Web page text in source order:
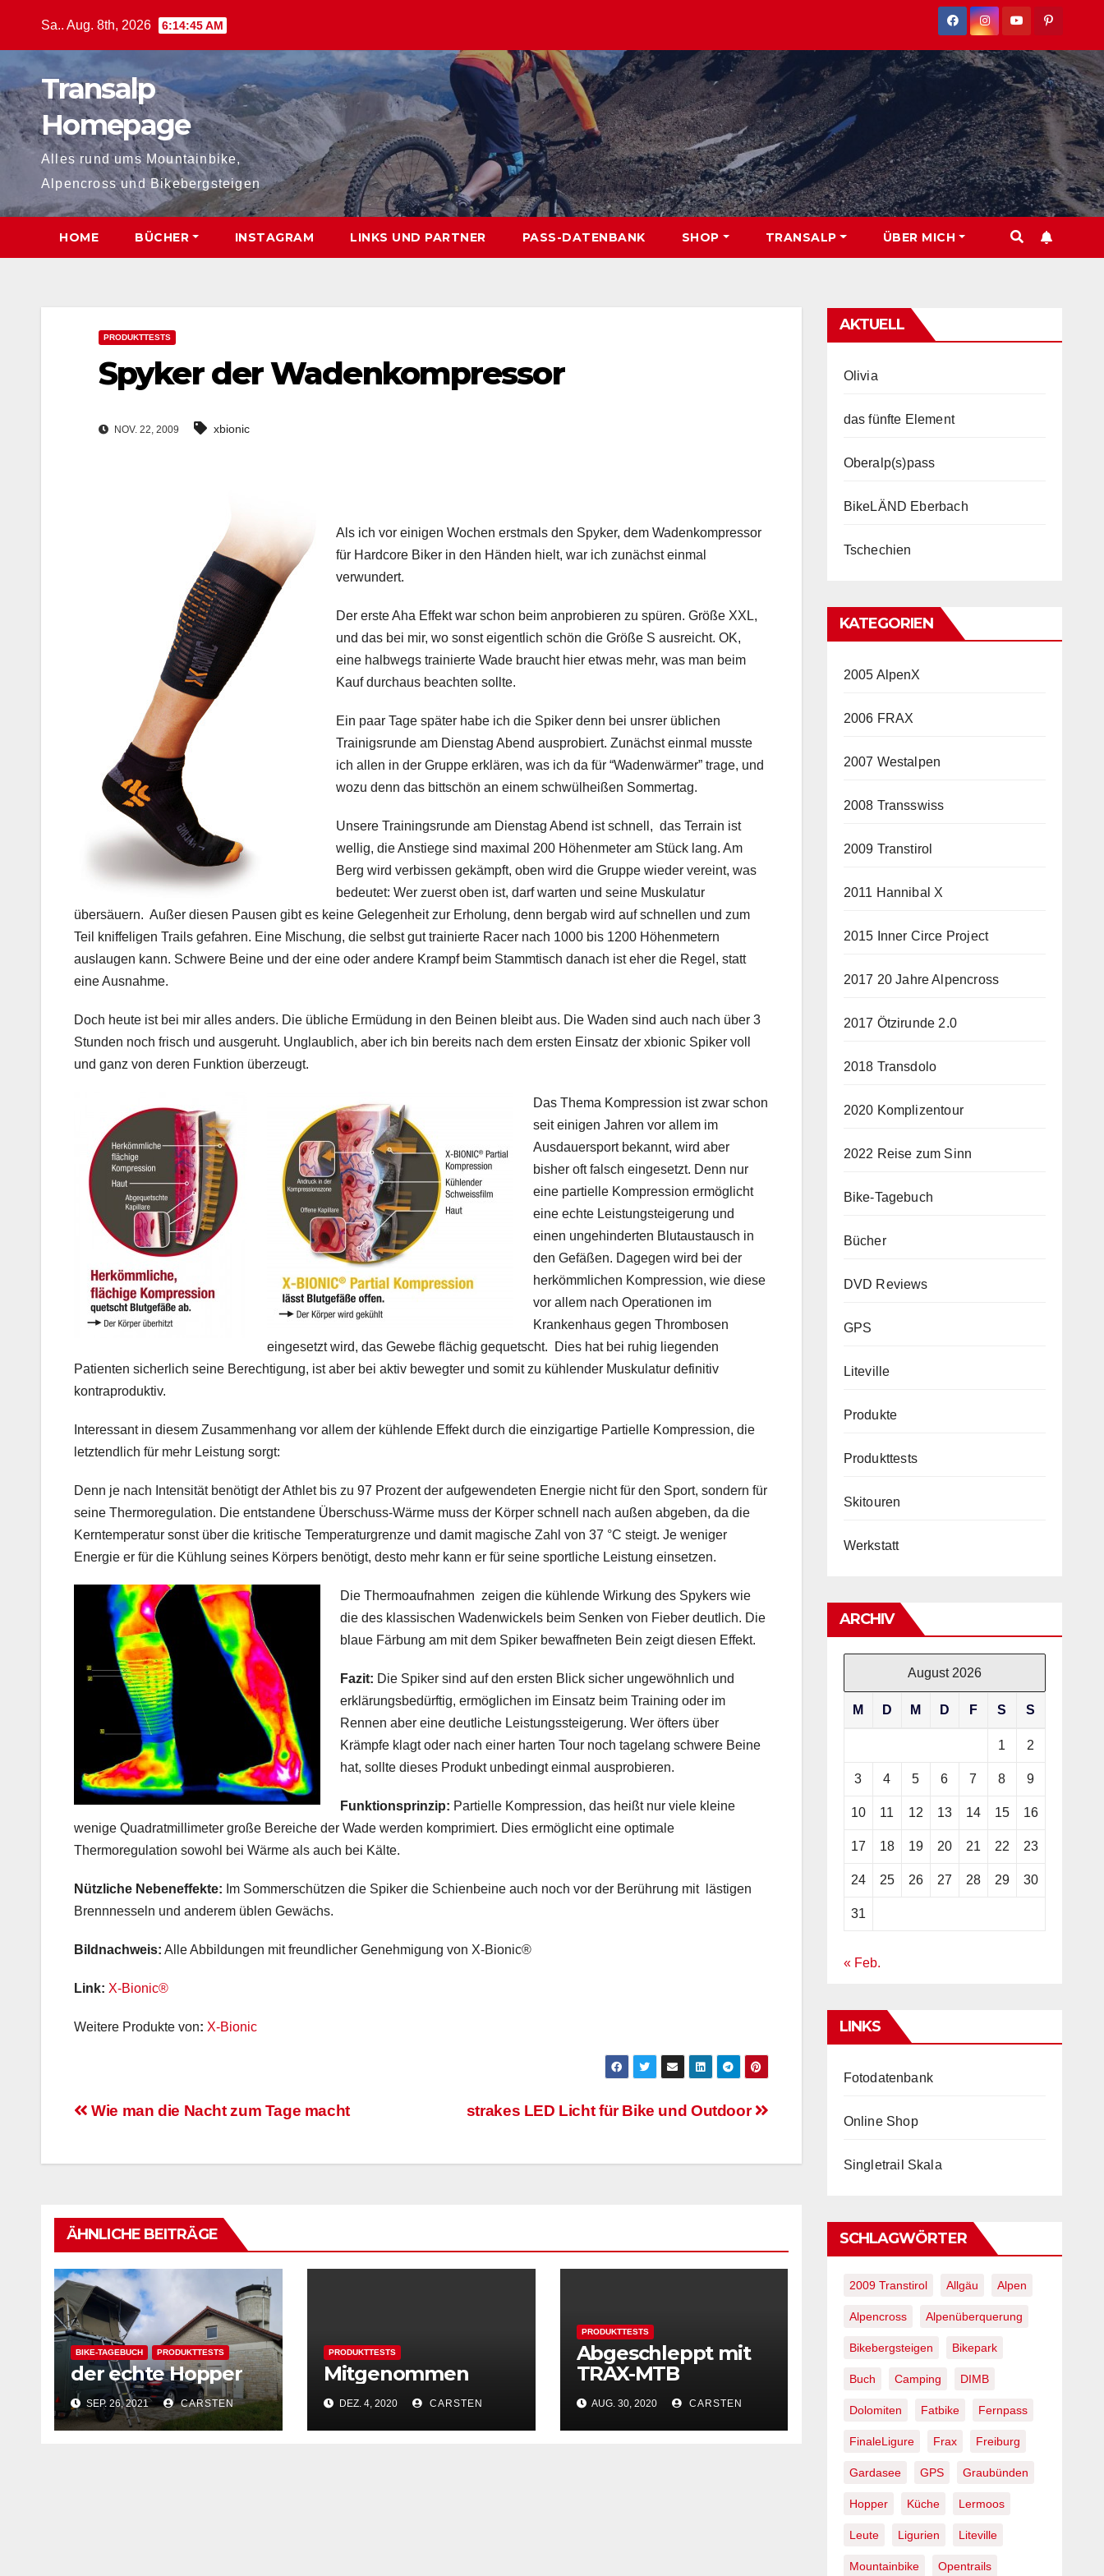
Sa.. Aug. 8th, 2026 6:14:46 AM
Transalp
Homepage
Alles rund ums Mountainbike,
Alpencross und Bikebergsteigen
HOME BÜCHER INSTAGRAM LINKS UND PARTNER PASS-DATENBANK SHOP TRANSALP ÜBER MICH
PRODUKTTESTS
Spyker der Wadenkompressor
NOV. 22, 2009 xbionic
Als ich vor einigen Wochen erstmals den Spyker, dem Wadenkompressor
für Hardcore Biker in den Händen hielt, war ich zunächst einmal
verwundert.
Der erste Aha Effekt war schon beim anprobieren zu spüren. Größe XXL,
und das bei mir, wo sonst eigentlich schön die Größe S ausreicht. OK,
eine halbwegs trainierte Wade braucht hier etwas mehr, was man beim
Kauf durchaus beachten sollte.
Ein paar Tage später habe ich die Spiker denn bei unsrer üblichen
Trainigsrunde am Dienstag Abend ausprobiert. Zunächst einmal musste
ich allen in der Gruppe erklären, was ich da für “Wadenwärmer” trage, und
wozu denn das bittschön an einem schwülheißen Sommertag.
Unsere Trainingsrunde am Dienstag Abend ist schnell, das Terrain ist
wellig, die Anstiege sind maximal 200 Höhenmeter am Stück lang. Am
Berg wird verbissen gekämpft, oben wird die Gruppe wieder vereint, was
bedeutet: Wer zuerst oben ist, darf warten und seine Muskulatur
übersäuern. Außer diesen Pausen gibt es keine Gelegenheit zur Erholung, denn bergab wird auf schnellen und zum
Teil kniffeligen Trails gefahren. Eine Mischung, die selbst gut trainierte Racer nach 1000 bis 1200 Höhenmetern
auslaugen kann. Schwere Beine und der eine oder andere Krampf beim Stammtisch danach ist eher die Regel, statt
eine Ausnahme.
Doch heute ist bei mir alles anders. Die übliche Ermüdung in den Beinen bleibt aus. Die Waden sind auch nach über 3
Stunden noch frisch und ausgeruht. Unglaublich, aber ich bin bereits nach dem ersten Einsatz der xbionic Spiker voll
und ganz von deren Funktion überzeugt.
Das Thema Kompression ist zwar schon
seit einigen Jahren vor allem im
Ausdauersport bekannt, wird aber
bisher oft falsch eingesetzt. Denn nur
eine partielle Kompression ermöglicht
eine echte Leistungsteigerung und
einen ungehinderten Blutaustausch in
den Gefäßen. Dagegen wird bei der
herkömmlichen Kompression, wie diese
vor allem nach Operationen im
Krankenhaus gegen Thrombosen
eingesetzt wird, das Gewebe flächig gequetscht. Dies hat bei ruhig liegenden
Patienten sicherlich seine Berechtigung, ist aber bei aktiv bewegter und somit zu kühlender Muskulatur definitiv
kontraproduktiv.
Interessant in diesem Zusammenhang vor allem der kühlende Effekt durch die einzigartige Partielle Kompression, die
letztendlich für mehr Leistung sorgt:
Denn je nach Intensität benötigt der Athlet bis zu 97 Prozent der aufgewendeten Energie nicht für den Sport, sondern für
seine Thermoregulation. Die entstandene Überschuss-Wärme muss der Körper schnell nach außen abgeben, da die
Kerntemperatur sonst über die kritische Temperaturgrenze und damit magische Zahl von 37 °C steigt. Je weniger
Energie er für die Kühlung seines Körpers benötigt, desto mehr kann er für seine sportliche Leistung einsetzen.
Die Thermoaufnahmen zeigen die kühlende Wirkung des Spykers wie
die des klassischen Wadenwickels beim Senken von Fieber deutlich. Die
blaue Färbung am mit dem Spiker bewaffneten Bein zeigt diesen Effekt.
Fazit: Die Spiker sind auf den ersten Blick sicher ungewöhnlich und
erklärungsbedürftig, ermöglichen im Einsatz beim Training oder im
Rennen aber eine deutliche Leistungssteigerung. Wer öfters über
Krämpfe klagt oder nach einer harten Tour noch tagelang schwere Beine
hat, sollte dieses Produkt unbedingt einmal ausprobieren.
Funktionsprinzip: Partielle Kompression, das heißt nur viele kleine
wenige Quadratmillimeter große Bereiche der Wade werden komprimiert. Dies ermöglicht eine optimale
Thermoregulation sowohl bei Wärme als auch bei Kälte.
Nützliche Nebeneffekte: Im Sommerschützen die Spiker die Schienbeine auch noch vor der Berührung mit lästigen
Brennnesseln und anderem üblen Gewächs.
Bildnachweis: Alle Abbildungen mit freundlicher Genehmigung von X-Bionic®
Link: X-Bionic®
Weitere Produkte von: X-Bionic
Beitragsnavigation strakes LED Licht für Bike und Outdoor
Wie man die Nacht zum Tage macht
ÄHNLICHE BEITRÄGE
BIKE-TAGEBUCH PRODUKTTESTS
der echte Hopper
SEP. 26, 2021 CARSTEN
PRODUKTTESTS
Mitgenommen
DEZ. 4, 2020 CARSTEN
PRODUKTTESTS
Abgeschleppt mit
TRAX-MTB
AUG. 30, 2020 CARSTEN
AKTUELL
Olivia
das fünfte Element
Oberalp(s)pass
BikeLÄND Eberbach
Tschechien
KATEGORIEN
2005 AlpenX
2006 FRAX
2007 Westalpen
2008 Transswiss
2009 Transtirol
2011 Hannibal X
2015 Inner Circe Project
2017 20 Jahre Alpencross
2017 Ötzirunde 2.0
2018 Transdolo
2020 Komplizentour
2022 Reise zum Sinn
Bike-Tagebuch
Bücher
DVD Reviews
GPS
Liteville
Produkte
Produkttests
Skitouren
Werkstatt
ARCHIV
August 2026
M D M D F S S
1 2
3 4 5 6 7 8 9
10 11 12 13 14 15 16
17 18 19 20 21 22 23
24 25 26 27 28 29 30
31
« Feb.
LINKS
Fotodatenbank
Online Shop
Singletrail Skala
SCHLAGWÖRTER
2009 Transtirol Allgäu Alpen
Alpencross Alpenüberquerung
Bikebergsteigen Bikepark
Buch Camping DIMB
Dolomiten Fatbike Fernpass
FinaleLigure Frax Freiburg
Gardasee GPS Graubünden
Hopper Küche Lermoos
Leute Ligurien Liteville
Mountainbike Opentrails